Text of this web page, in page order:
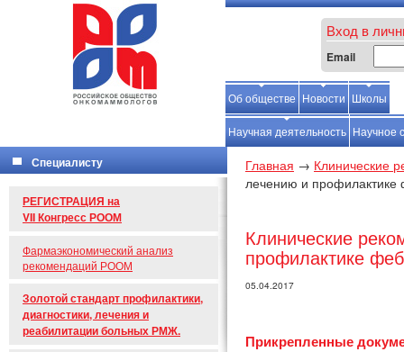
Вход в
Email
Об обществе Новости Школы
Научная деятельность Научное
Специалисту
РЕГИСТРАЦИЯ на
VII Конгресс РООМ
Фармаэкономический анализ
рекомендаций РООМ
Золотой стандарт профилактики,
диагностики, лечения и
реабилитации больных РМЖ.
Главная → Клинические
лечению и профилактике
Клинические
профилактике
05.04.2017
Прикрепленные